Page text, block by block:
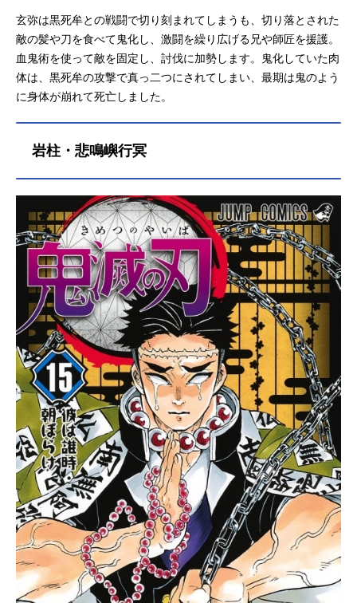
玄弥は黒死牟との戦闘で切り刻まれてしまうも、切り落とされた
敵の髪や刀を食べて鬼化し、激闘を繰り広げる兄や師匠を援護。
血鬼術を使って敵を固定し、討伐に加勢します。鬼化していた肉
体は、黒死牟の攻撃で真っ二つにされてしまい、最期は鬼のよう
に身体が崩れて死亡しました。
岩柱・悲鳴嶼行冥